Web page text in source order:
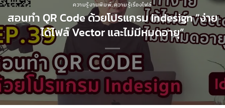
ความรู้งานพิมพ์,ความรู้เรื่องไฟล์
สอนทำ QR Code ด้วยโปรแกรม Indesign “ง่าย
ได้ไฟล์ Vector และไม่มีหมดอายุ”